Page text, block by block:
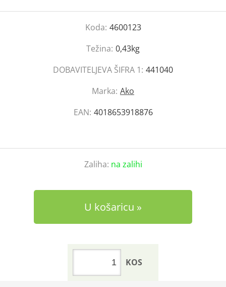
Koda: 4600123
Težina: 0,43kg
DOBAVITELJEVA ŠIFRA 1: 441040
Marka: Ako
EAN: 4018653918876
Zaliha: na zalihi
U košaricu
KOS